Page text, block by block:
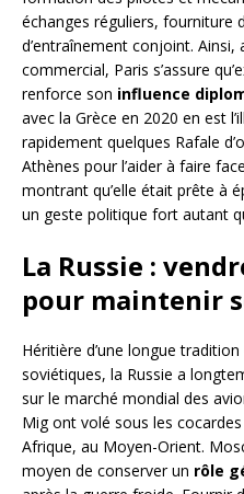
échanges réguliers, fourniture
d’entraînement conjoint. Ainsi,
commercial, Paris s’assure
renforce son influence
avec la Grèce en 2020 en est
rapidement quelques Rafale
Athènes pour l’aider à faire
montrant qu’elle était prête à
un geste politique fort autant
La Russie :
pour maintenir
Héritière d’une longue tradition
soviétiques, la Russie a
sur le marché mondial des
Mig ont volé sous les
Afrique, au Moyen-Orient.
moyen de conserver un rôle